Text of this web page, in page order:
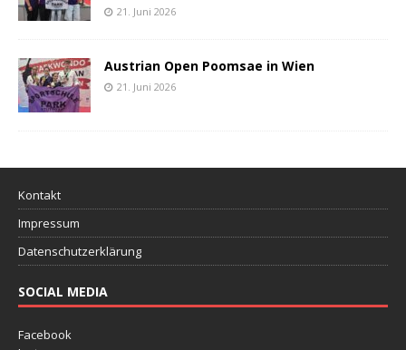
21. Juni 2026
Austrian Open Poomsae in Wien
21. Juni 2026
Kontakt
Impressum
Datenschutzerklärung
SOCIAL MEDIA
Facebook